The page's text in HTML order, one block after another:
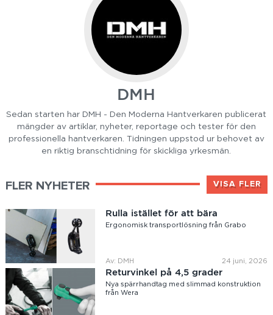
DMH
Sedan starten har DMH - Den Moderna Hantverkaren publicerat
mängder av artiklar, nyheter, reportage och tester för den
professionella hantverkaren. Tidningen uppstod ur behovet av
en riktig branschtidning för skickliga yrkesmän.
FLER NYHETER VISA FLER
Rulla istället för att bära
Ergonomisk transportlösning från Grabo
Av: DMH 24 juni, 2026
Returvinkel på 4,5 grader
Nya spärrhandtag med slimmad konstruktion
från Wera